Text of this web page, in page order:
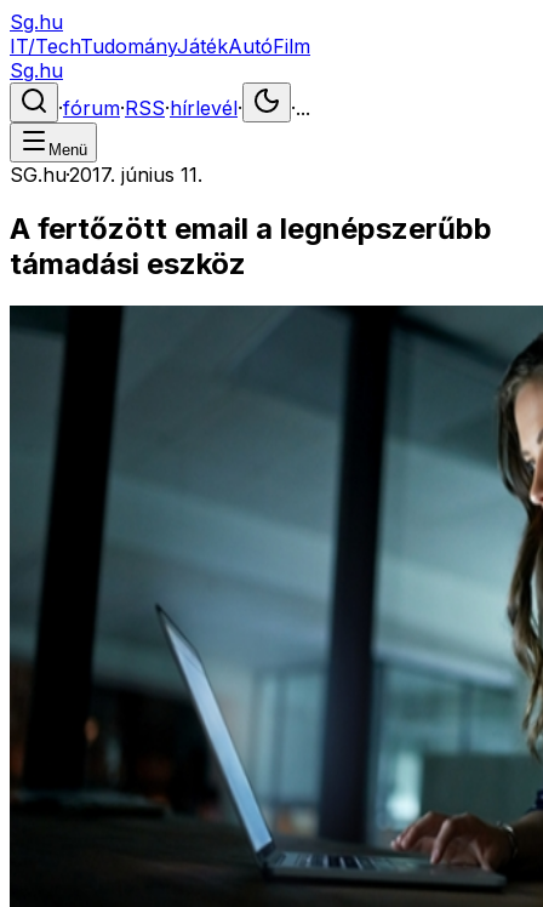
Sg.hu
IT/TechTudományJátékAutóFilm
Sg.hu
·fórum·RSS·hírlevél· ·...
Menü
SG.hu·2017. június 11.
A fertőzött email a legnépszerűbb
támadási eszköz